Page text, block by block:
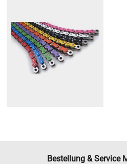
Bestellung & Service